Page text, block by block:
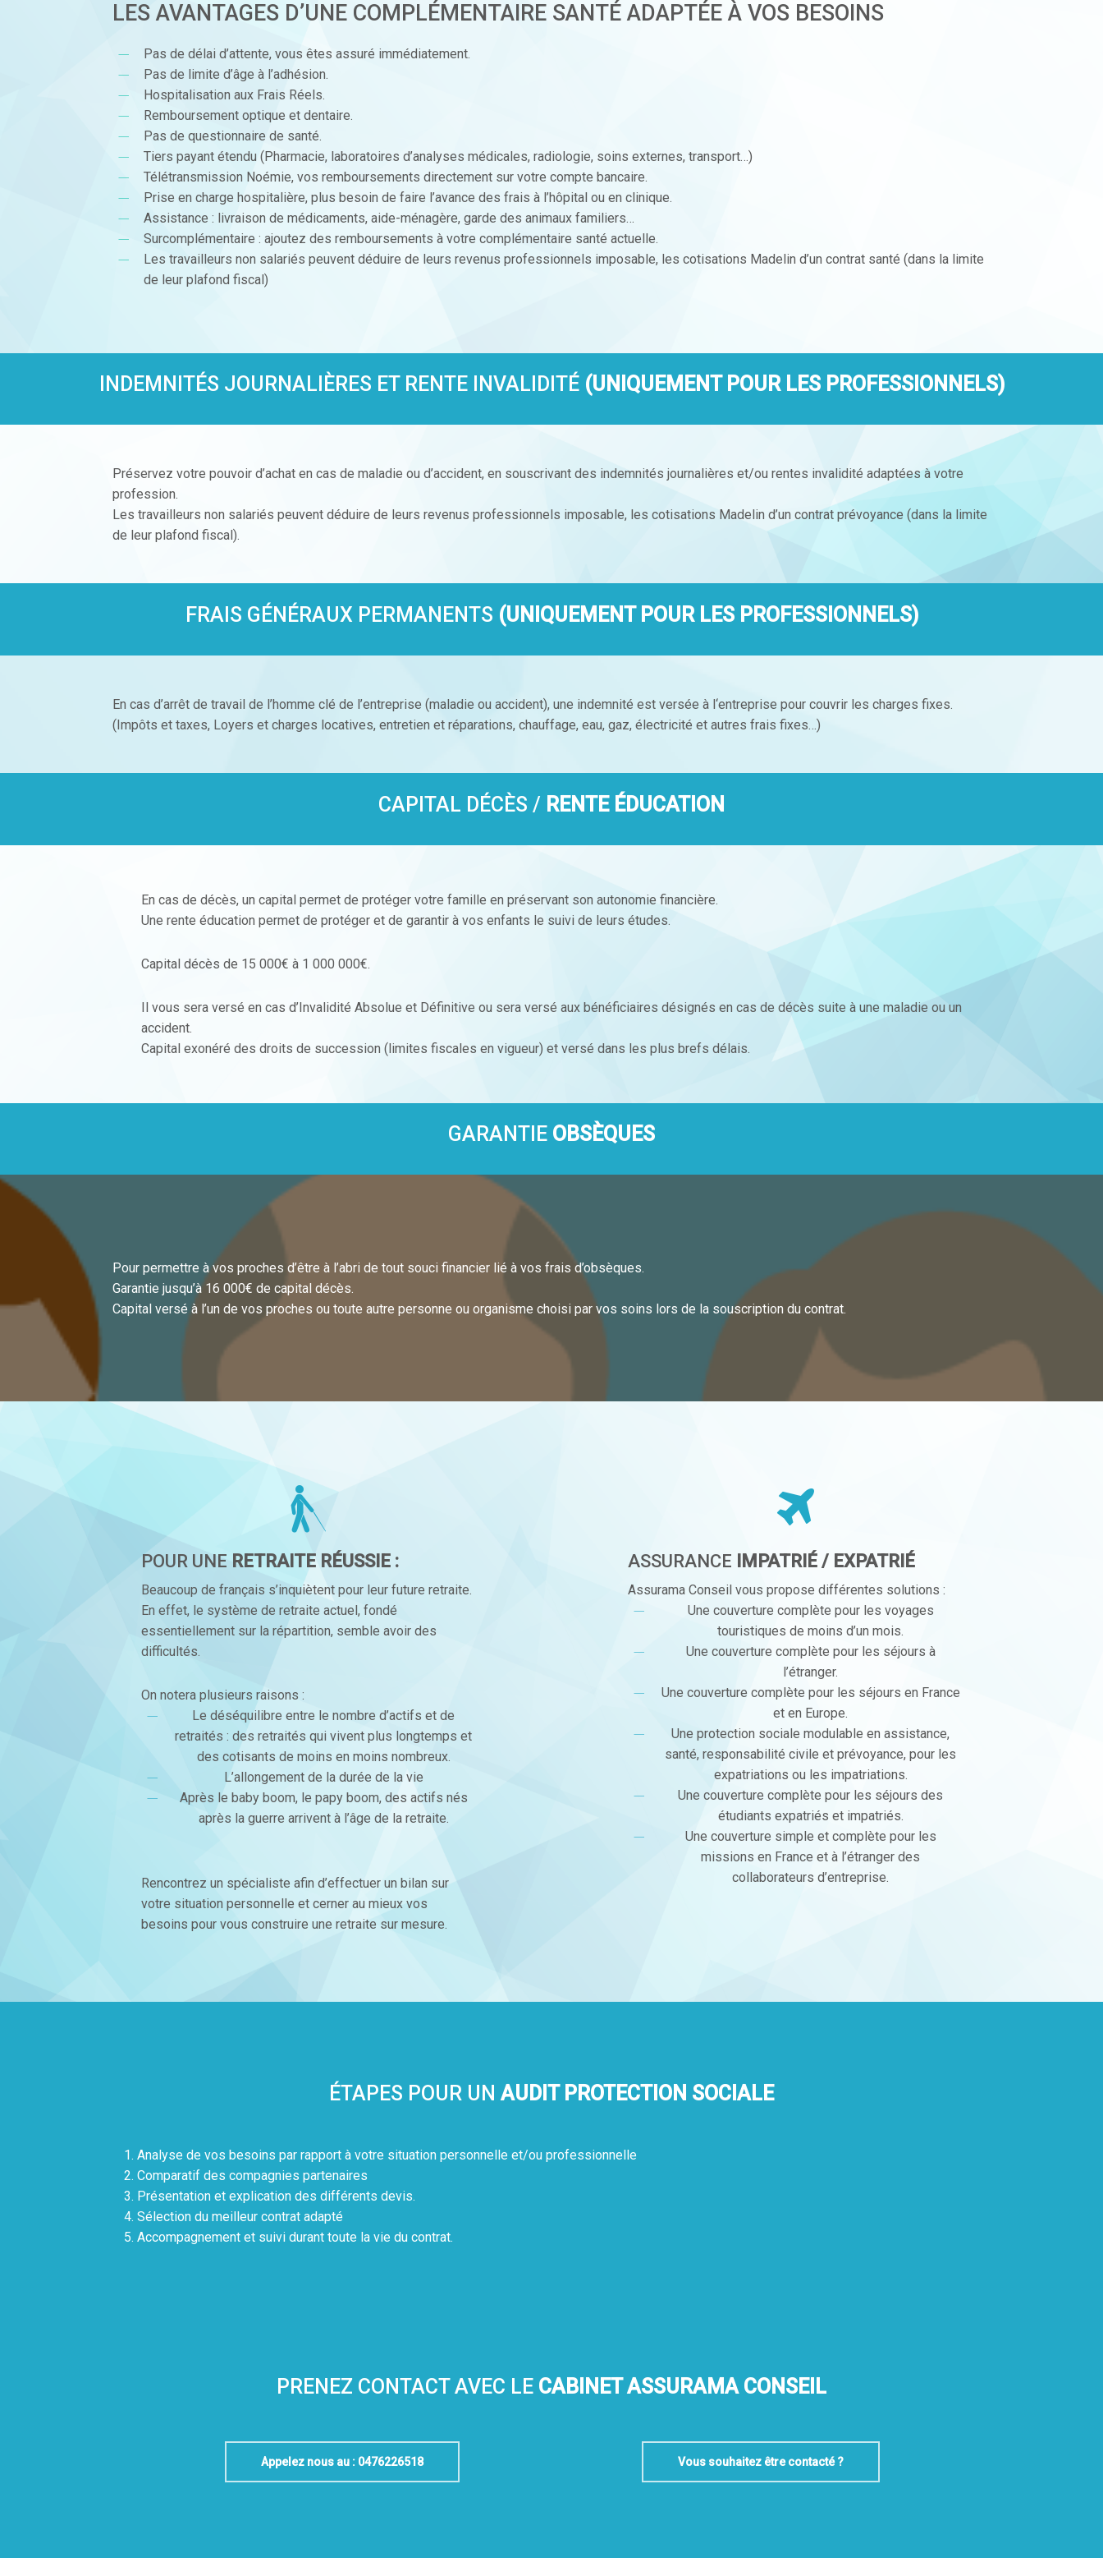
LES AVANTAGES D’UNE COMPLÉMENTAIRE SANTÉ ADAPTÉE À VOS BESOINS
Pas de délai d’attente, vous êtes assuré immédiatement.
Pas de limite d’âge à l’adhésion.
Hospitalisation aux Frais Réels.
Remboursement optique et dentaire.
Pas de questionnaire de santé.
Tiers payant étendu (Pharmacie, laboratoires d’analyses médicales, radiologie, soins externes, transport…)
Télétransmission Noémie, vos remboursements directement sur votre compte bancaire.
Prise en charge hospitalière, plus besoin de faire l’avance des frais à l’hôpital ou en clinique.
Assistance : livraison de médicaments, aide-ménagère, garde des animaux familiers…
Surcomplémentaire : ajoutez des remboursements à votre complémentaire santé actuelle.
Les travailleurs non salariés peuvent déduire de leurs revenus professionnels imposable, les cotisations Madelin d’un contrat santé (dans la limite
de leur plafond fiscal)
INDEMNITÉS JOURNALIÈRES ET RENTE INVALIDITÉ (UNIQUEMENT POUR LES PROFESSIONNELS)
Préservez votre pouvoir d’achat en cas de maladie ou d’accident, en souscrivant des indemnités journalières et/ou rentes invalidité adaptées à votre
profession.
Les travailleurs non salariés peuvent déduire de leurs revenus professionnels imposable, les cotisations Madelin d’un contrat prévoyance (dans la limite
de leur plafond fiscal).
FRAIS GÉNÉRAUX PERMANENTS (UNIQUEMENT POUR LES PROFESSIONNELS)
En cas d’arrêt de travail de l’homme clé de l’entreprise (maladie ou accident), une indemnité est versée à l‘entreprise pour couvrir les charges fixes.
(Impôts et taxes, Loyers et charges locatives, entretien et réparations, chauffage, eau, gaz, électricité et autres frais fixes…)
CAPITAL DÉCÈS / RENTE ÉDUCATION
En cas de décès, un capital permet de protéger votre famille en préservant son autonomie financière.
Une rente éducation permet de protéger et de garantir à vos enfants le suivi de leurs études.
Capital décès de 15 000€ à 1 000 000€.
Il vous sera versé en cas d’Invalidité Absolue et Définitive ou sera versé aux bénéficiaires désignés en cas de décès suite à une maladie ou un
accident.
Capital exonéré des droits de succession (limites fiscales en vigueur) et versé dans les plus brefs délais.
GARANTIE OBSÈQUES
Pour permettre à vos proches d’être à l’abri de tout souci financier lié à vos frais d’obsèques.
Garantie jusqu’à 16 000€ de capital décès.
Capital versé à l’un de vos proches ou toute autre personne ou organisme choisi par vos soins lors de la souscription du contrat.
POUR UNE RETRAITE RÉUSSIE :
Beaucoup de français s’inquiètent pour leur future retraite.
En effet, le système de retraite actuel, fondé
essentiellement sur la répartition, semble avoir des
difficultés.
On notera plusieurs raisons :
Le déséquilibre entre le nombre d’actifs et de
retraités : des retraités qui vivent plus longtemps et
des cotisants de moins en moins nombreux.
L’allongement de la durée de la vie
Après le baby boom, le papy boom, des actifs nés
après la guerre arrivent à l’âge de la retraite.
Rencontrez un spécialiste afin d’effectuer un bilan sur
votre situation personnelle et cerner au mieux vos
besoins pour vous construire une retraite sur mesure.
ASSURANCE IMPATRIÉ / EXPATRIÉ
Assurama Conseil vous propose différentes solutions :
Une couverture complète pour les voyages
touristiques de moins d’un mois.
Une couverture complète pour les séjours à
l’étranger.
Une couverture complète pour les séjours en France
et en Europe.
Une protection sociale modulable en assistance,
santé, responsabilité civile et prévoyance, pour les
expatriations ou les impatriations.
Une couverture complète pour les séjours des
étudiants expatriés et impatriés.
Une couverture simple et complète pour les
missions en France et à l’étranger des
collaborateurs d’entreprise.
ÉTAPES POUR UN AUDIT PROTECTION SOCIALE
Analyse de vos besoins par rapport à votre situation personnelle et/ou professionnelle
Comparatif des compagnies partenaires
Présentation et explication des différents devis.
Sélection du meilleur contrat adapté
Accompagnement et suivi durant toute la vie du contrat.
PRENEZ CONTACT AVEC LE CABINET ASSURAMA CONSEIL
Appelez nous au : 0476226518 Vous souhaitez être contacté ?